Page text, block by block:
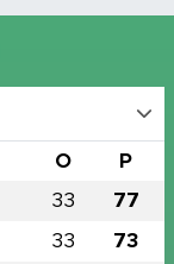
O P
33 77
33 73